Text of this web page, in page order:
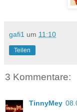
gafi1 um 11:10
Teilen
3 Kommentare:
TinnyMey